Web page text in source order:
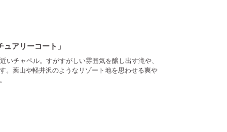
アリーコート」
チャペル。すがすがしい雰囲気を醸し出す滝や、
。葉山や軽井沢のようなリゾート地を思わせる爽や